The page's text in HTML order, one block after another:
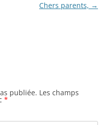
Chers parents, →
publiée. Les champs
*